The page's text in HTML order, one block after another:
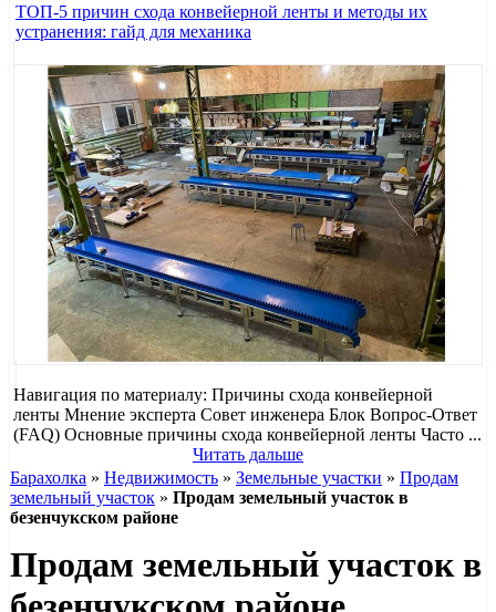
ТОП-5 причин схода конвейерной ленты и методы их
устранения: гайд для механика
Навигация по материалу: Причины схода конвейерной
ленты Мнение эксперта Совет инженера Блок Вопрос-Ответ
(FAQ) Основные причины схода конвейерной ленты Часто ...
Читать дальше
Барахолка » Недвижимость » Земельные участки » Продам
земельный участок » Продам земельный участок в
безенчукском районе
Продам земельный участок в